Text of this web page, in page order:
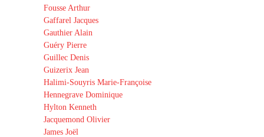
Fousse Arthur
Gaffarel Jacques
Gauthier Alain
Guéry Pierre
Guillec Denis
Guizerix Jean
Halimi-Souyris Marie-Françoise
Hennegrave Dominique
Hylton Kenneth
Jacquemond Olivier
James Joël